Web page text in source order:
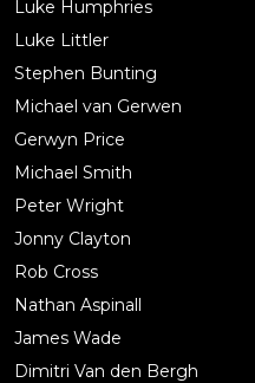
zum Mentaltrainer gehen…
Luke Humphries
Luke Littler
Stephen Bunting
Michael van Gerwen
Gerwyn Price
Michael Smith
Peter Wright
Jonny Clayton
Rob Cross
Nathan Aspinall
James Wade
Dimitri Van den Bergh